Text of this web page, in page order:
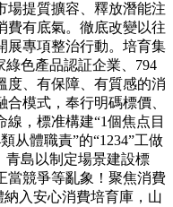
場提質擴容、釋放潛能注
費有底氣。徹底改變以往
展專項整治行動。培育集
綠色產品認証企業、794
度、有保障、有質感的消
模式，奉行明碼標價、
，標准構建“1個焦点目
从體職責”的“1234”工做
青島以制定場景建設標
當競爭等亂象！聚焦消費
入安心消費培育庫，山